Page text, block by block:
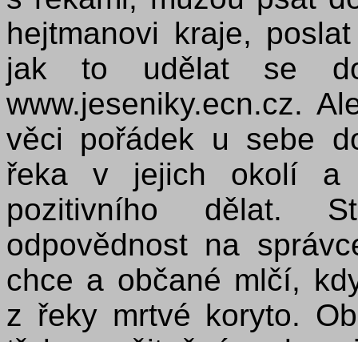
hejtmanovi kraje,
jak to udělat se
www.jeseniky.ecn.cz.
věci pořádek u sebe
řeka v jejich okolí
pozitivního dělat.
odpovědnost na
chce a občané mlčí,
z řeky mrtvé koryto.